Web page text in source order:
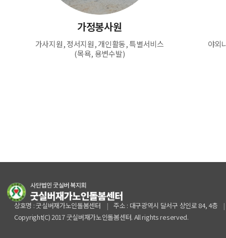
가정봉사원
가사지원, 정서지원, 개인활동, 특별서비스
(목욕, 용변수발)
야외
상호명 : 굿실버재가노인돌봄센터 | 주소 : 대구광역시 달서구 상인로 84, 4층
|
Copyright(C) 2017 굿실버재가노인돌봄센터. All rights reserved.